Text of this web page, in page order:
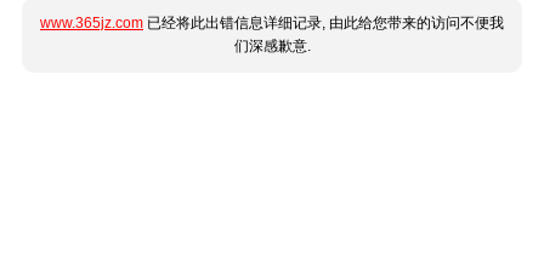
www.365jz.com 已经将此出错信息详细记录, 由此给您带来的访问不便我
们深感歉意.